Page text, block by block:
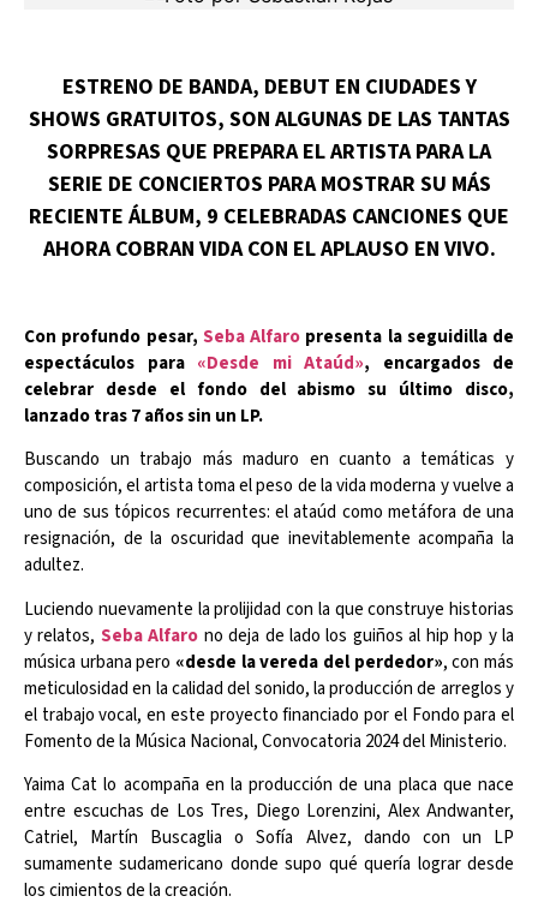
ESTRENO DE BANDA, DEBUT EN CIUDADES Y
SHOWS GRATUITOS, SON ALGUNAS DE LAS TANTAS
SORPRESAS QUE PREPARA EL ARTISTA PARA LA
SERIE DE CONCIERTOS PARA MOSTRAR SU MÁS
RECIENTE ÁLBUM, 9 CELEBRADAS CANCIONES QUE
AHORA COBRAN VIDA CON EL APLAUSO EN VIVO.
Con profundo pesar, Seba Alfaro presenta la seguidilla de
espectáculos para «Desde mi Ataúd», encargados de
celebrar desde el fondo del abismo su último disco,
lanzado tras 7 años sin un LP.
Buscando un trabajo más maduro en cuanto a temáticas y
composición, el artista toma el peso de la vida moderna y vuelve a
uno de sus tópicos recurrentes: el ataúd como metáfora de una
resignación, de la oscuridad que inevitablemente acompaña la
adultez.
Luciendo nuevamente la prolijidad con la que construye historias
y relatos, Seba Alfaro no deja de lado los guiños al hip hop y la
música urbana pero «desde la vereda del perdedor», con más
meticulosidad en la calidad del sonido, la producción de arreglos y
el trabajo vocal, en este proyecto financiado por el Fondo para el
Fomento de la Música Nacional, Convocatoria 2024 del Ministerio.
Yaima Cat lo acompaña en la producción de una placa que nace
entre escuchas de Los Tres, Diego Lorenzini, Alex Andwanter,
Catriel, Martín Buscaglia o Sofía Alvez, dando con un LP
sumamente sudamericano donde supo qué quería lograr desde
los cimientos de la creación.